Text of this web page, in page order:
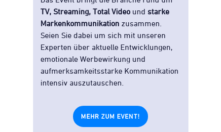
TV, Streaming, Total Videound starke
Markenkommunikationzusammen.
Seien Sie dabei um sich mit unseren
Experten über aktuelle Entwicklungen,
emotionale Werbewirkung und
aufmerksamkeitsstarke Kommunikation
intensiv auszutauschen.
MEHR ZUM EVENT!